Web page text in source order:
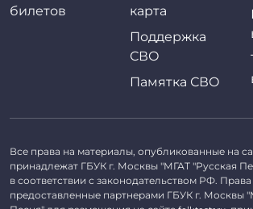
билетов
карта
Поддержка
СВО
Памятка СВО
Все права на материалы, опубликованные на
принадлежат ГБУК г. Москвы "МГАТ "Русская
в соответствии с законодательством РФ.
предоставленные партнерами ГБУК г. Москвы